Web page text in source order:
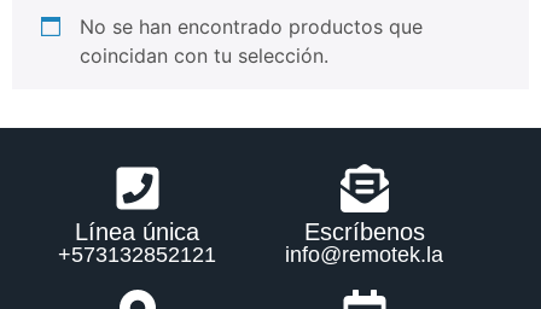
No se han encontrado productos que
coincidan con tu selección.
Línea única
+573132852121
Escríbenos
info@remotek.la